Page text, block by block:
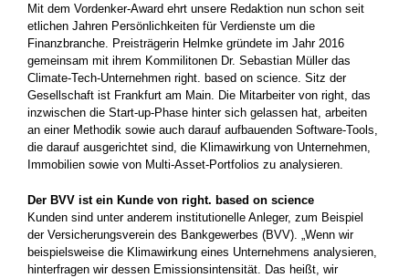
Mit dem Vordenker-Award ehrt unsere Redaktion nun schon seit
etlichen Jahren Persönlichkeiten für Verdienste um die
Finanzbranche. Preisträgerin Helmke gründete im Jahr 2016
gemeinsam mit ihrem Kommilitonen Dr. Sebastian Müller das
Climate-Tech-Unternehmen right. based on science. Sitz der
Gesellschaft ist Frankfurt am Main. Die Mitarbeiter von right, das
inzwischen die Start-up-Phase hinter sich gelassen hat, arbeiten
an einer Methodik sowie auch darauf aufbauenden Software-Tools,
die darauf ausgerichtet sind, die Klimawirkung von Unternehmen,
Immo­bilien sowie von Multi-Asset-Portfolios zu analysieren.
Der BVV ist ein Kunde von right. based on science
Kunden sind unter anderem institutionelle Anleger, zum Beispiel
der Versicherungsverein des Bankgewerbes (BVV). „Wenn wir
beispielsweise die Klimawirkung eines Unternehmens analysieren,
hinterfragen wir dessen Emissionsintensität. Das heißt, wir